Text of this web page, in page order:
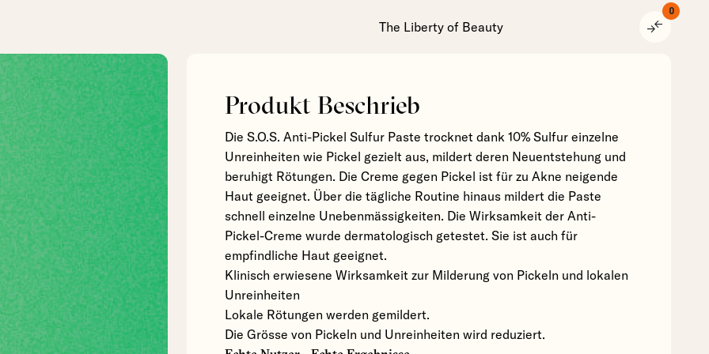
The Liberty of Beauty compare_arrows
0
Produkt Beschrieb
Die S.O.S. Anti-Pickel Sulfur Paste trocknet dank 10% Sulfur einzelne
Unreinheiten wie Pickel gezielt aus, mildert deren Neuentstehung und
beruhigt Rötungen. Die Creme gegen Pickel ist für zu Akne neigende
Haut geeignet. Über die tägliche Routine hinaus mildert die Paste
schnell einzelne Unebenmässigkeiten. Die Wirksamkeit der Anti-
Pickel-Creme wurde dermatologisch getestet. Sie ist auch für
empfindliche Haut geeignet.
Klinisch erwiesene Wirksamkeit zur Milderung von Pickeln und lokalen
Unreinheiten
Lokale Rötungen werden gemildert.
Die Grösse von Pickeln und Unreinheiten wird reduziert.